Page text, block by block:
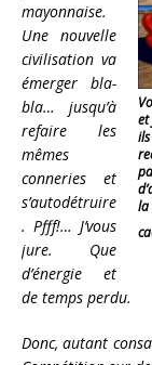
et
la
mayonnaise.
Une nouvelle
civilisation va
émerger bla-
bla… jusqu’à
refaire les
mêmes
conneries et
s’autodétruire
. Pfff!… J’vous
jure. Que
d’énergie et
de temps perdu.
Donc, autant